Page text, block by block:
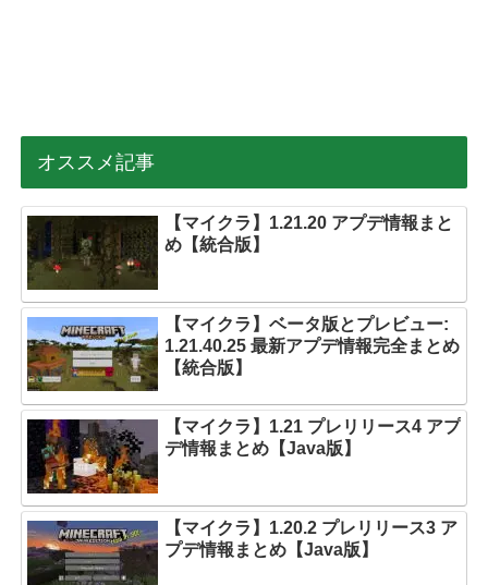
オススメ記事
【マイクラ】1.21.20 アプデ情報まと
め【統合版】
【マイクラ】ベータ版とプレビュー:
1.21.40.25 最新アプデ情報完全まとめ
【統合版】
【マイクラ】1.21 プレリリース4 アプ
デ情報まとめ【Java版】
【マイクラ】1.20.2 プレリリース3 ア
プデ情報まとめ【Java版】